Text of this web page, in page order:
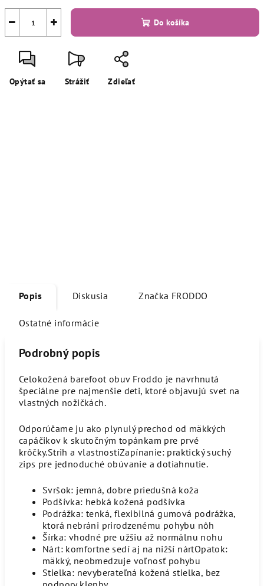
+
− Do košíka
Opýtať sa Strážiť Zdieľať
Popis Diskusia Značka FRODDO
Ostatné informácie
Podrobný popis
Celokožená barefoot obuv Froddo je navrhnutá
špeciálne pre najmenšie deti, ktoré objavujú svet na
vlastných nožičkách.
Odporúčame ju ako plynulý prechod od mäkkých
capáčikov k skutočným topánkam pre prvé
krôčky.Strih a vlastnostiZapínanie: praktický suchý
zips pre jednoduché obúvanie a dotiahnutie.
Svršok: jemná, dobre priedušná koža
Podšívka: hebká kožená podšívka
Podrážka: tenká, flexibilná gumová podrážka,
ktorá nebráni prirodzenému pohybu nôh
Šírka: vhodné pre užšiu až normálnu nohu
Nárt: komfortne sedí aj na nižší nártOpatok:
mäkký, neobmedzuje voľnosť pohybu
Stielka: nevyberateľná kožená stielka, bez